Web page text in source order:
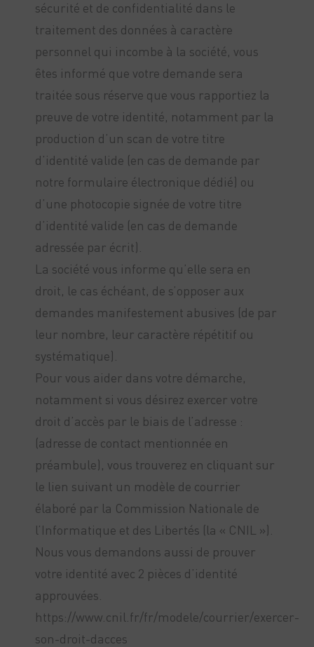
sécurité et de confidentialité dans le
traitement des données à caractère
personnel qui incombe à la société, vous
êtes informé que votre demande sera
traitée sous réserve que vous rapportiez la
preuve de votre identité, notamment par la
production d’un scan de votre titre
d’identité valide (en cas de demande par
notre formulaire électronique dédié) ou
d’une photocopie signée de votre titre
d’identité valide (en cas de demande
adressée par écrit).
La société vous informe qu’elle sera en
droit, le cas échéant, de s’opposer aux
demandes manifestement abusives (de par
leur nombre, leur caractère répétitif ou
systématique).
Pour vous aider dans votre démarche,
notamment si vous désirez exercer votre
droit d’accès par le biais de l’adresse :
(adresse de contact mentionnée en
préambule), vous trouverez en cliquant sur
le lien suivant un modèle de courrier
élaboré par la Commission Nationale de
l’Informatique et des Libertés (la « CNIL »).
Nous vous demandons aussi de prouver
votre identité avec 2 pièces d’identité
approuvées.
https://www.cnil.fr/fr/modele/courrier/exercer-
son-droit-dacces